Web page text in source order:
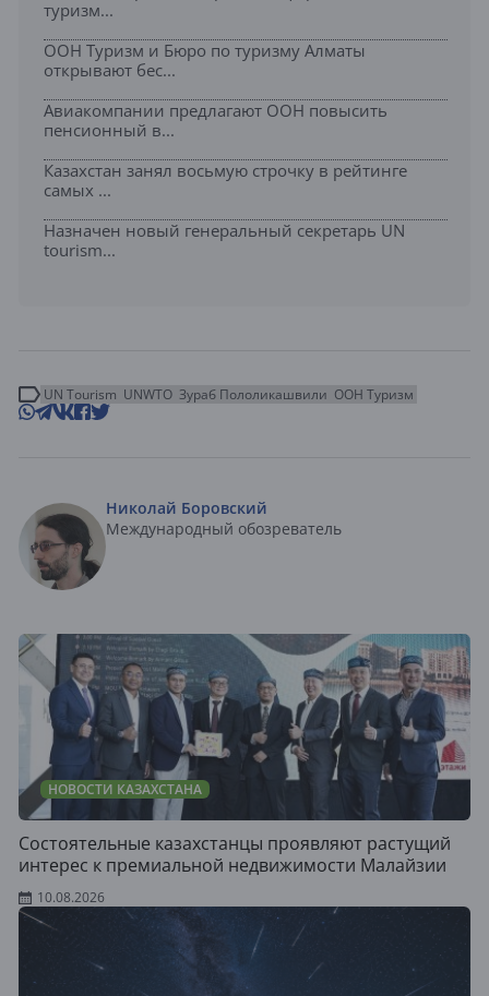
туризм...
ООН Туризм и Бюро по туризму Алматы
открывают бес...
Авиакомпании предлагают ООН повысить
пенсионный в...
Казахстан занял восьмую строчку в рейтинге
самых ...
Назначен новый генеральный секретарь UN
tourism...
UN Tourism UNWTO Зураб Пололикашвили ООН Туризм
Николай Боровский
Международный обозреватель
НОВОСТИ КАЗАХСТАНА
Состоятельные казахстанцы проявляют растущий
интерес к премиальной недвижимости Малайзии
10.08.2026